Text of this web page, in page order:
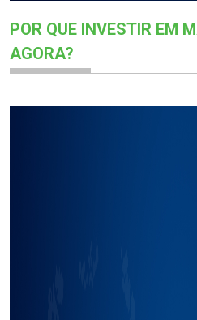
POR QUE INVESTIR EM
AGORA?